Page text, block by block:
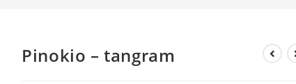
Pinokio – tangram